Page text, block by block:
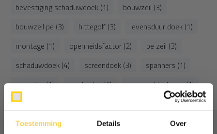
Toestemming Details Over
bevestiging schaduwdoek (1)
bouwzeil (3)
bouwzeil pe (3)
hittegolf (3)
levensduur doek (1)
montage (1)
openheidsfactor (2)
pe zeil (3)
schaduwdoek (4)
screendoek (3)
spanners (1)
spanning (1)
turnbuckle (1)
warmte blokkeren (1)
warmte blokkering (1)
waterafvoer (1)
wind zonwering (1)